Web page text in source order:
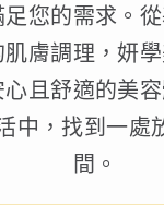
您的需求。
膚調理，妍
且舒適的美
中，找到一處
間。